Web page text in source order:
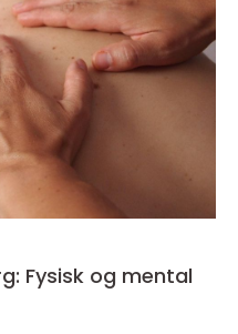
Fysisk og mental